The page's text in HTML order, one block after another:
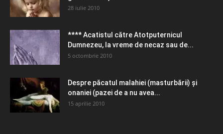
28 iulie 2010
**** Acatistul către Atotputernicul
Dumnezeu, la vreme de necaz sau de...
5 octombrie 2010
Despre păcatul malahiei (masturbării) şi
onaniei (pazei de a nu avea...
15 aprilie 2010